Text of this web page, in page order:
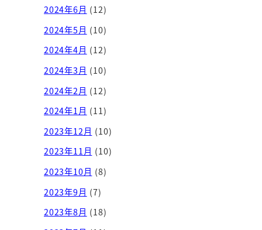
2024年6月 (12)
2024年5月 (10)
2024年4月 (12)
2024年3月 (10)
2024年2月 (12)
2024年1月 (11)
2023年12月 (10)
2023年11月 (10)
2023年10月 (8)
2023年9月 (7)
2023年8月 (18)